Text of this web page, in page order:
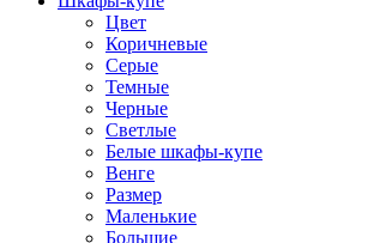
Цвет
Коричневые
Серые
Темные
Черные
Светлые
Белые шкафы-купе
Венге
Размер
Маленькие
Большие